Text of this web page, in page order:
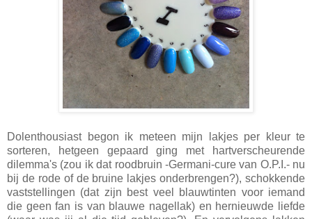
Dolenthousiast begon ik meteen mijn lakjes per kleur te
sorteren, hetgeen gepaard ging met hartverscheurende
dilemma's (zou ik dat roodbruin -Germani-cure van O.P.I.- nu
bij de rode of de bruine lakjes onderbrengen?), schokkende
vaststellingen (dat zijn best veel blauwtinten voor iemand
die geen fan is van blauwe nagellak) en hernieuwde liefde